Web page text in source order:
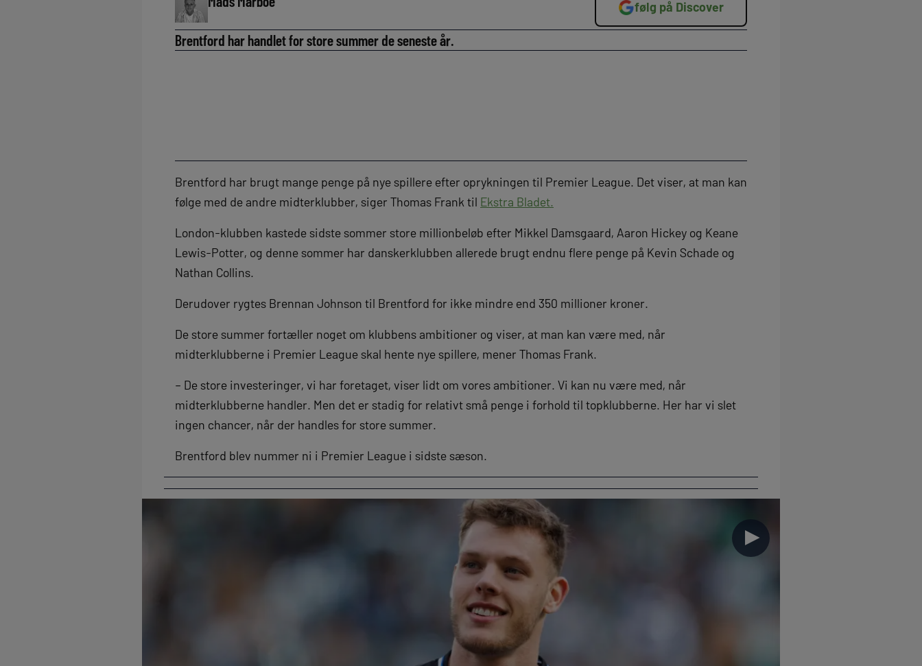
følg på Discover
Brentford har handlet for store summer de seneste år.
Brentford har brugt mange penge på nye spillere efter oprykningen til Premier League. Det viser, at man kan
følge med de andre midterklubber, siger Thomas Frank til Ekstra Bladet.
London-klubben kastede sidste sommer store millionbeløb efter Mikkel Damsgaard, Aaron Hickey og Keane
Lewis-Potter, og denne sommer har danskerklubben allerede brugt endnu flere penge på Kevin Schade og
Nathan Collins.
Derudover rygtes Brennan Johnson til Brentford for ikke mindre end 350 millioner kroner.
De store summer fortæller noget om klubbens ambitioner og viser, at man kan være med, når
midterklubberne i Premier League skal hente nye spillere, mener Thomas Frank.
– De store investeringer, vi har foretaget, viser lidt om vores ambitioner. Vi kan nu være med, når
midterklubberne handler. Men det er stadig for relativt små penge i forhold til topklubberne. Her har vi slet
ingen chancer, når der handles for store summer.
Brentford blev nummer ni i Premier League i sidste sæson.
►